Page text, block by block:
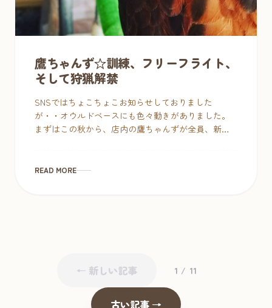
鷹ちゃんず☆訓練、フリーフライト、
そして狩猟解禁
SNSではちょこちょこお知らせしておりました
が・・オウルドベースにも色々動きがありました。
まずはこの秋から、店内の鷹ちゃんずが全員、新設
READ MORE
← 新しい記事 1 / 11
古い記事 →